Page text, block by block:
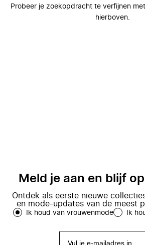
Probeer je zoekopdracht te verfijnen
hierboven.
Meld je aan en blijf
Ontdek als eerste nieuwe
en mode-updates van de meest
Ik houd van vrouwenmode Ik